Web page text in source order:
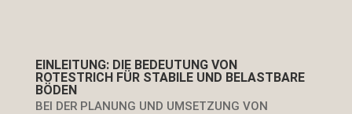
EINLEITUNG: DIE BEDEUTUNG VON
ROTESTRICH FÜR STABILE UND BELASTBARE
BÖDEN
BEI DER PLANUNG UND UMSETZUNG VON